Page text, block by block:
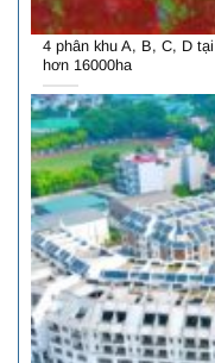
4 phân khu A, B, C, D
hơn 16000ha